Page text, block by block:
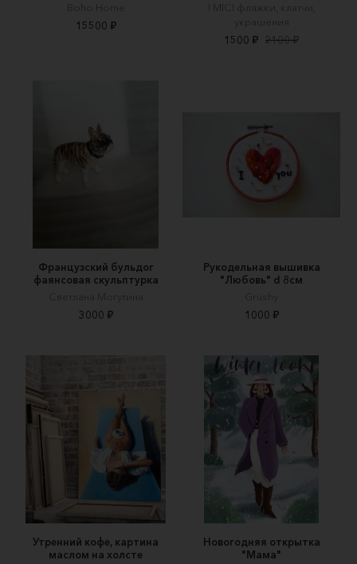
Boho Home
15500 ₽
I MICI фляжки, клатчи,
украшения
1500 ₽ 2100 ₽
Французский бульдог
фаянсовая скульптурка
Светлана Могутина
3000 ₽
Рукодельная вышивка
"Любовь" d 8см
Grushy
1000 ₽
Утренний кофе, картина
маслом на холсте
Новогодняя открытка
"Мама"